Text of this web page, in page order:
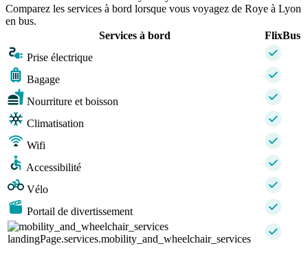
Comparez les services à bord lorsque vous voyagez de Roye à Lyon
en bus.
Services à bord
FlixBus
Prise électrique
Bagage
Nourriture et boisson
Climatisation
Wifi
Accessibilité
Vélo
Portail de divertissement
landingPage.services.mobility_and_wheelchair_services